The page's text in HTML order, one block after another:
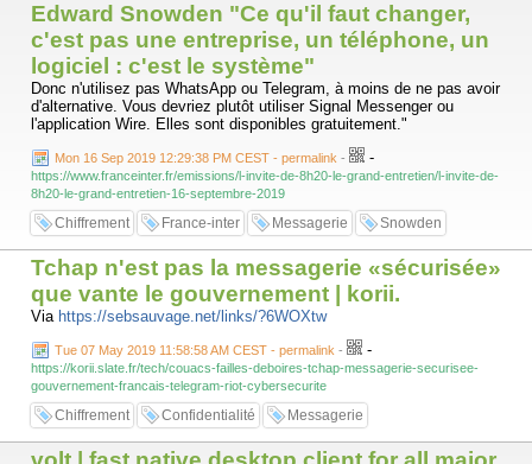
Edward Snowden "Ce qu'il faut changer,
c'est pas une entreprise, un téléphone, un
logiciel : c'est le système"
Donc n'utilisez pas WhatsApp ou Telegram, à moins de ne pas avoir
d'alternative. Vous devriez plutôt utiliser Signal Messenger ou
l'application Wire. Elles sont disponibles gratuitement."
Mon 16 Sep 2019 12:29:38 PM CEST - permalink - -
https://www.franceinter.fr/emissions/l-invite-de-8h20-le-grand-entretien/l-invite-de-
8h20-le-grand-entretien-16-septembre-2019
Chiffrement France-inter Messagerie Snowden
Tchap n'est pas la messagerie «sécurisée»
que vante le gouvernement | korii.
Via https://sebsauvage.net/links/?6WOXtw
Tue 07 May 2019 11:58:58 AM CEST - permalink - -
https://korii.slate.fr/tech/couacs-failles-deboires-tchap-messagerie-securisee-
gouvernement-francais-telegram-riot-cybersecurite
Chiffrement Confidentialité Messagerie